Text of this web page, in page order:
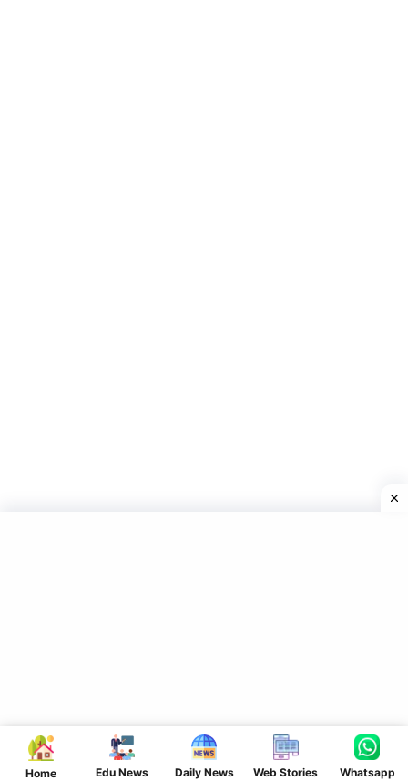
Home Edu News Daily News Web Stories Whatsapp